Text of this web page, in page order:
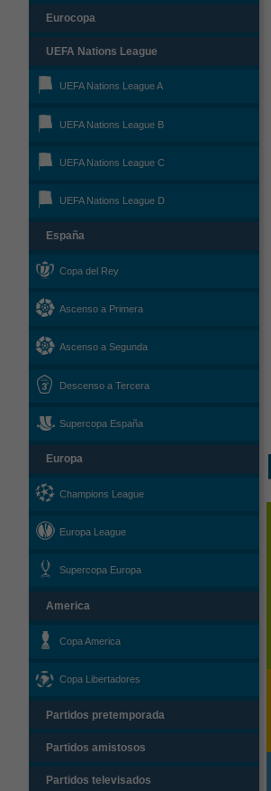
Eurocopa
UEFA Nations League
UEFA Nations League A
UEFA Nations League B
UEFA Nations League C
UEFA Nations League D
España
Copa del Rey
Ascenso a Primera
Ascenso a Segunda
Descenso a Tercera
Supercopa España
Europa
Champions League
Europa League
Supercopa Europa
America
Copa America
Copa Libertadores
Partidos pretemporada
Partidos amistosos
Partidos televisados